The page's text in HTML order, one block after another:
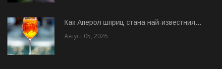
Как Аперол шприц стана най-известния...
Август 05, 2026